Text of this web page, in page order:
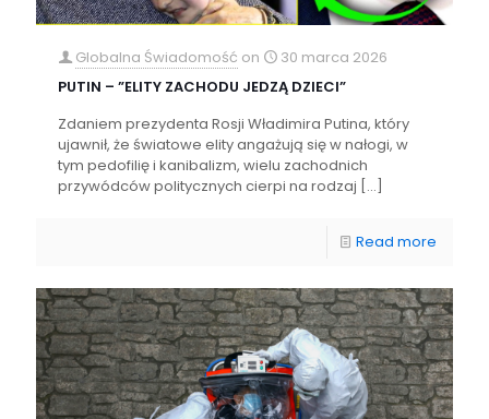
Globalna Świadomość on
30 marca 2026
PUTIN – ”ELITY ZACHODU JEDZĄ DZIECI”
Zdaniem prezydenta Rosji Władimira Putina, który
ujawnił, że światowe elity angażują się w nałogi, w
tym pedofilię i kanibalizm, wielu zachodnich
przywódców politycznych cierpi na rodzaj […]
Read more